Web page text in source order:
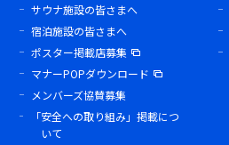
サウナ施設の皆さまへ
宿泊施設の皆さまへ
ポスター掲載店募集
マナーPOPダウンロード
メンバーズ協賛募集
「安全への取り組み」掲載につ
いて